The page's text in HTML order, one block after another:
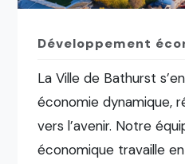
Développement
La Ville de Bathurst
économie dynamique,
vers l’avenir. Notre
économique travaille